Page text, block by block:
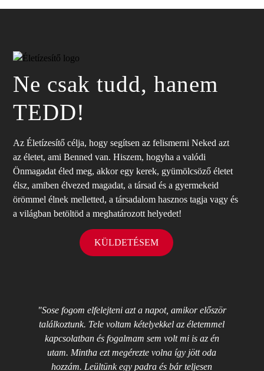
Ne csak tudd, hanem
TEDD!
Az Életízesítő célja, hogy segítsen az felismerni Neked azt
az életet, ami Benned van. Hiszem, hogyha a valódi
Önmagadat éled meg, akkor egy kerek, gyümölcsöző életet
élsz, amiben élvezed magadat, a társad és a gyermekeid
örömmel élnek melletted, a társadalom hasznos tagja vagy és
a világban betöltöd a meghatározott helyedet!
KÜLDETÉSEM
"Sose fogom elfelejteni azt a napot, amikor először
találkoztunk. Tele voltam kételyekkel az életemmel
kapcsolatban és fogalmam sem volt mi is az én
utam. Mintha ezt megérezte volna így jött oda
hozzám. Leültünk egy padra és bár teljesen